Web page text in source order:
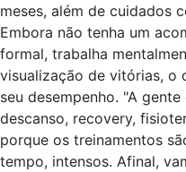
meses, além de cuidados
Embora não tenha um
formal, trabalha
visualização de vitórias, o
seu desempenho. "A
descanso, recovery,
porque os treinamentos
tempo, intensos. Afinal,